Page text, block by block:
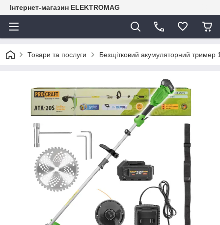
Інтернет-магазин ELEKTROMAG
Товари та послуги Безщітковий акумуляторний